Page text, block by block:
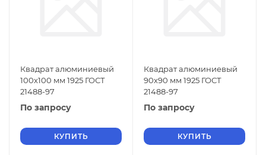
Квадрат алюминиевый
100х100 мм 1925 ГОСТ
21488-97
По запросу
КУПИТЬ
Квадрат алюминиевый
90х90 мм 1925 ГОСТ
21488-97
По запросу
КУПИТЬ